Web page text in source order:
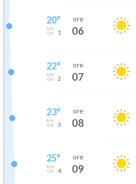
20°
1
ore
06
22°
2
ore
07
23°
3
ore
08
25°
4
ore
09